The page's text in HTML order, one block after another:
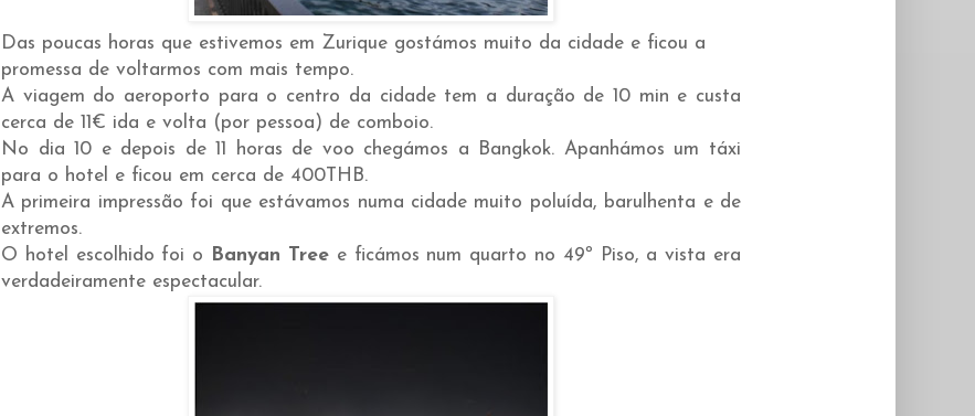
Das poucas horas que estivemos em Zurique gostámos muito da cidade e ficou a
promessa de voltarmos com mais tempo.
A viagem do aeroporto para o centro da cidade tem a duração de 10 min e custa
cerca de 11€ ida e volta (por pessoa) de comboio.
No dia 10 e depois de 11 horas de voo chegámos a Bangkok. Apanhámos um táxi
para o hotel e ficou em cerca de 400THB.
A primeira impressão foi que estávamos numa cidade muito poluída, barulhenta e de
extremos.
O hotel escolhido foi o
Banyan Treee ficámos num quarto no 49º Piso, a vista era
verdadeiramente espectacular.